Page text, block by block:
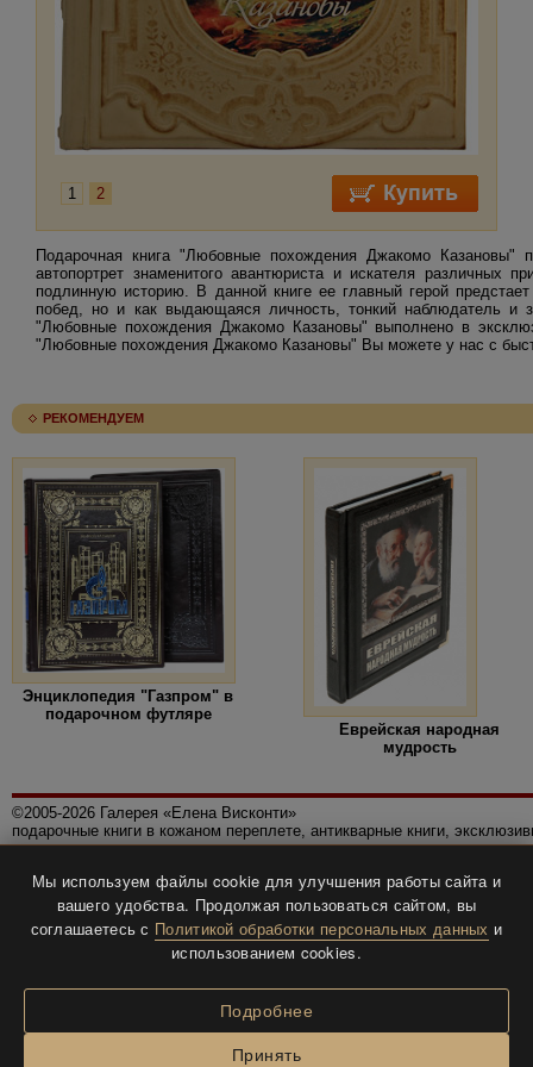
1 2
Подарочная книга "Любовные похождения Джакомо Казановы"
автопортрет знаменитого авантюриста и искателя
подлинную историю. В данной книге ее главный герой
побед, но и как выдающаяся личность, тонкий наблюдатель и
"Любовные похождения Джакомо Казановы" выполнено в
"Любовные похождения Джакомо Казановы" Вы можете у нас с
РЕКОМЕНДУЕМ
Энциклопедия "Газпром" в
подарочном футляре
Еврейская народная
мудрость
©2005-2026 Галерея «Елена Висконти»
подарочные книги в кожаном переплете, антикварные книги,
Политика конфиденциальности
Все права защищены.
Разработка и дизайнBTV-info.
Мы используем файлы cookie для улучшения работы сайта и
вашего удобства. Продолжая пользоваться сайтом, вы
соглашаетесь с Политикой обработки персональных данных и
использованием cookies.
Подробнее
Принять